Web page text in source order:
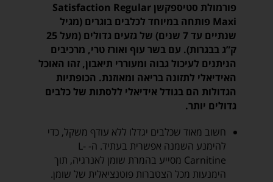
פורמולת סטיספקשן Satisfaction Regular
Maxi פותחה במיוחד לכלבים בוגרים (מגיל
שנתיים עד 7 שנים) של גזעים גדולים (מעל 25
ק”ג בבגרות). עם בשר עוף ואורז טרי, מרכיבים
הניתנים לעיכול גבוה ומעוררי תיאבון, זהו האוכל
האידיאלי לתזונה בריאה ומאוזנת. הכופתיות
הגדולות הם בגודל אידיאלי ללסתות של כלבים
גדולים יותר.
חשוב מאוד שכלבים יגדלו ללא עודף משקל, כדי
להימנע השמנה אפשרית בעתיד. ה- L-
Carnitine מסייע בהמרת שומן לאנרגיה, תוך
הימנעות מכל הצטברות פוטנציאלית של שומן.